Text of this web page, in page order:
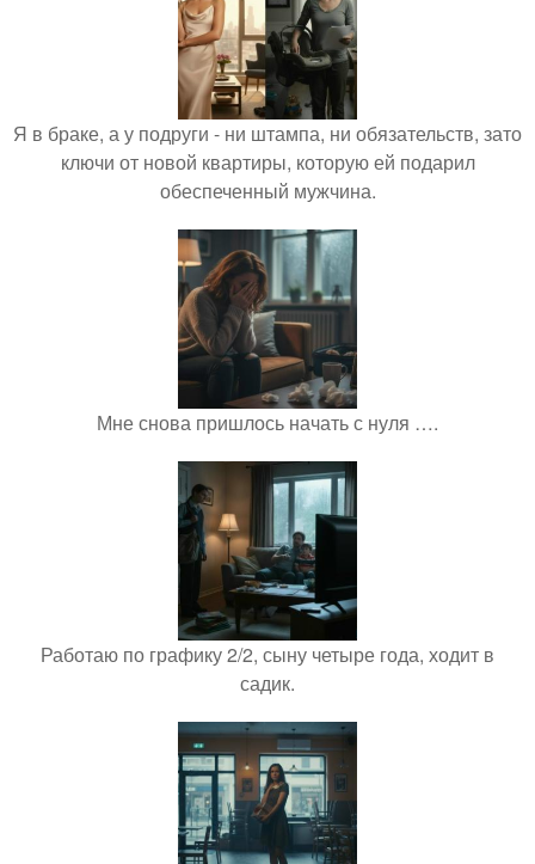
Я в браке, а у подруги - ни штампа, ни обязательств, зато
ключи от новой квартиры, которую ей подарил
обеспеченный мужчина.
Мне снова пришлось начать с нуля ….
Работаю по графику 2/2, сыну четыре года, ходит в
садик.